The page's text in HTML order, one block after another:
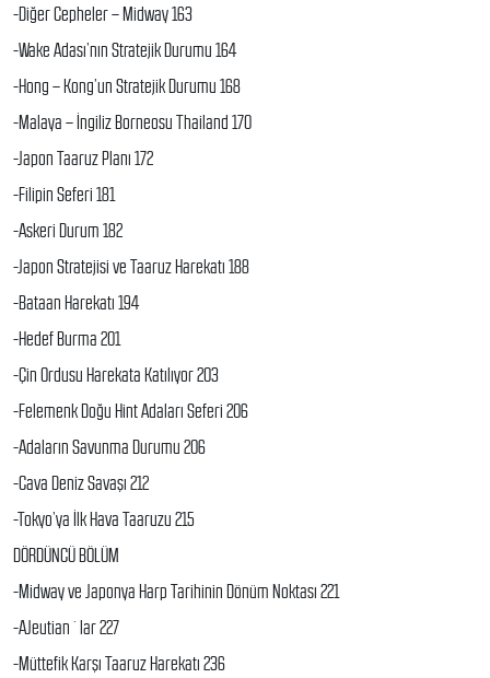
-Diğer Cepheler – Midway 163
-Wake Adası’nın Stratejik Durumu 164
-Hong – Kong’un Stratejik Durumu 168
-Malaya – İngiliz Borneosu Thailand 170
-Japon Taaruz Planı 172
-Filipin Seferi 181
-Askeri Durum 182
-Japon Stratejisi ve Taaruz Harekatı 188
-Bataan Harekatı 194
-Hedef Burma 201
-Çin Ordusu Harekata Katılıyor 203
-Felemenk Doğu Hint Adaları Seferi 206
-Adaların Savunma Durumu 206
-Cava Deniz Savaşı 212
-Tokyo’ya İlk Hava Taaruzu 215
DÖRDÜNCÜ BÖLÜM
-Midway ve Japonya Harp Tarihinin Dönüm Noktası 221
-AJeutian`lar 227
-Müttefik Karşı Taaruz Harekatı 236